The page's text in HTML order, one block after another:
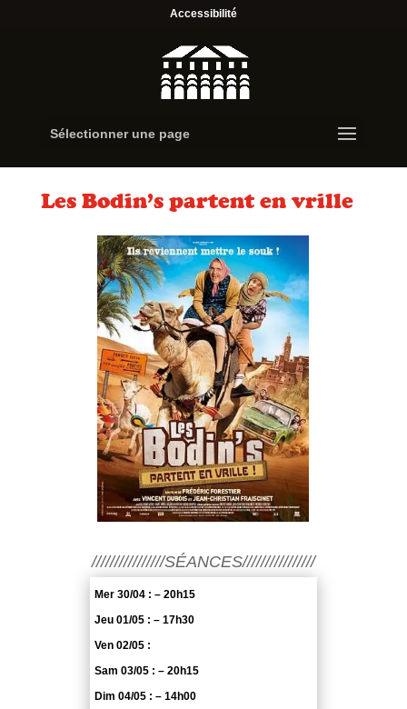
Accessibilité
Sélectionner une page
Les Bodin’s partent en vrille
////////////////SÉANCES////////////////
Mer 30/04 : – 20h15
Jeu 01/05 : – 17h30
Ven 02/05 :
Sam 03/05 : – 20h15
Dim 04/05 : – 14h00